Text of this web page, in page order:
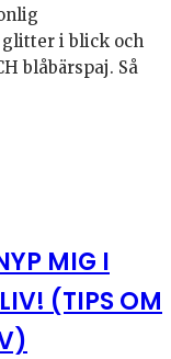
i blick och
blåbärspaj. Så
MIG I
(TIPS OM